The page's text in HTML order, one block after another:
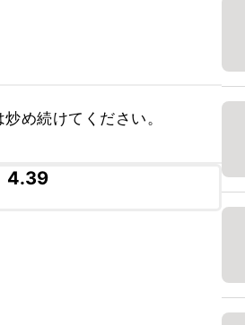
め続けてください。
4.39